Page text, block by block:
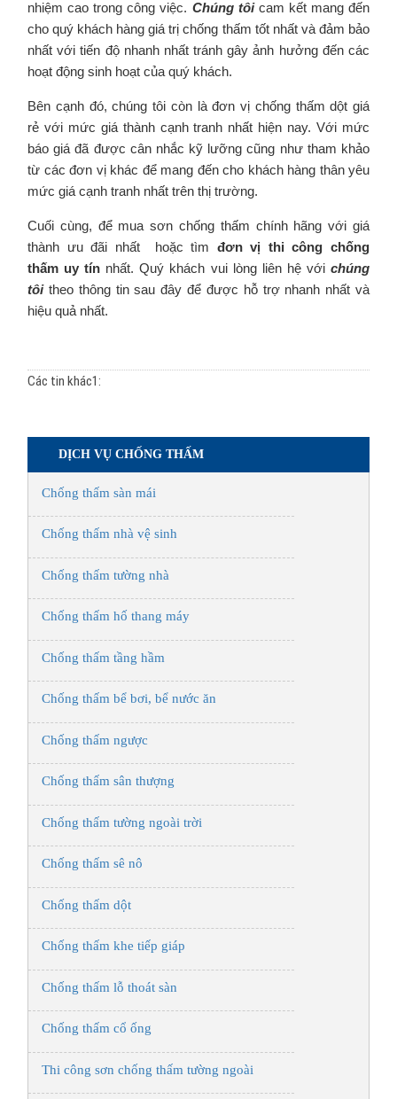
nhiệm cao trong công việc. Chúng tôicam kết mang đến
cho quý khách hàng giá trị chống thấm tốt nhất và đảm bảo
nhất với tiến độ nhanh nhất tránh gây ảnh hưởng đến các
hoạt động sinh hoạt của quý khách.
Bên cạnh đó, chúng tôi còn là đơn vị chống thấm dột giá
rẻ với mức giá thành cạnh tranh nhất hiện nay. Với mức
báo giá đã được cân nhắc kỹ lưỡng cũng như tham khảo
từ các đơn vị khác để mang đến cho khách hàng thân yêu
mức giá cạnh tranh nhất trên thị trường.
Cuối cùng, để mua sơn chống thấm chính hãng với giá
thành ưu đãi nhất hoặc tìm đơn vị thi công chống
thấm uy tín nhất. Quý khách vui lòng liên hệ vớichúng
tôi theo thông tin sau đây để được hỗ trợ nhanh nhất và
hiệu quả nhất.
Các tin khác1:
DỊCH VỤ CHỐNG THẤM
Chống thấm sàn mái
Chống thấm nhà vệ sinh
Chống thấm tường nhà
Chống thấm hố thang máy
Chống thấm tầng hầm
Chống thấm bể bơi, bể nước ăn
Chống thấm ngược
Chống thấm sân thượng
Chống thấm tường ngoài trời
Chống thấm sê nô
Chống thấm dột
Chống thấm khe tiếp giáp
Chống thấm lỗ thoát sàn
Chống thấm cổ ống
Thi công sơn chống thấm tường ngoài